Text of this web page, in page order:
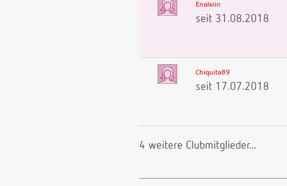
Enaleiin
seit 31.08.2018
Chiquita89
seit 17.07.2018
4 weitere Clubmitglieder...